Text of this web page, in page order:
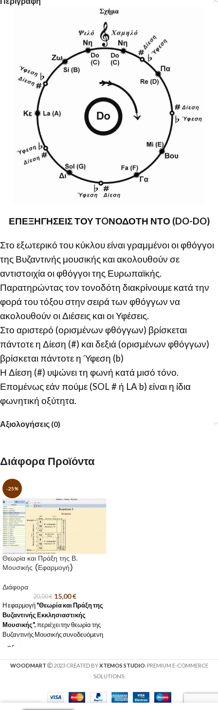
ΕΠΕΞΗΓΗΣΕΙΣ ΤΟΥ ΤOΝΟΔΟΤΗ ΝΤΟ (DO-DO)
Στο εξωτερικό του κύκλου είναι γραμμένοι οι φθόγγοι
της Βυζαντινής μουσικής και ακολουθούν σε
αντιστοιχία οι φθόγγοι της Ευρωπαϊκής.
Παρατηρώντας τον τονοδότη διακρίνουμε κατά την
φορά του τόξου στην σειρά των φθόγγων να
ακολουθούν οι Διέσεις και οι Υφέσεις.
Στο αριστερό (ορισμένων φθόγγων) βρίσκεται
πάντοτε η Δίεση (#) και δεξιά (ορισμένων φθόγγων)
βρίσκεται πάντοτε η Ύφεση (b)
Η Δίεση (#) υψώνει τη φωνή κατά μισό τόνο.
Επομένως εάν πούμε (SOL # ή LA b) είναι η ίδια
φωνητική οξύτητα.
Αξιολογήσεις (0)
Διάφορα Προϊόντα
-25%
Θεωρία και Πράξη της Β.
Μουσικής (Εφαρμογή)
Διάφορα
20,00€ 15,00€
Η εφαρμογή "Θεωρία και Πράξη της
Βυζαντινής Εκκλησιαστικής
Μουσικής", περιέχει την θεωρία της
Βυζαντινής Μουσικής συνοδευόμενη
από κατάλληλες ασκήσεις.
WOODMART 2023 CREATED BYXTEMOS STUDIO . PREMIUM E-COMMERCE
SOLUTIONS.